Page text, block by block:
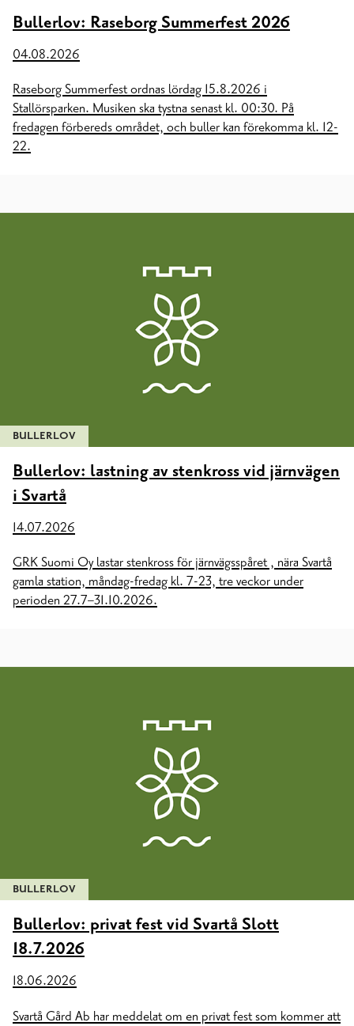
Bullerlov: Raseborg Summerfest 2026
04.08.2026
Raseborg Summerfest ordnas lördag 15.8.2026 i
Stallörsparken. Musiken ska tystna senast kl. 00:30. På
fredagen förbereds området, och buller kan förekomma kl. 12-
22.
BULLERLOV
Bullerlov: lastning av stenkross vid järnvägen
i Svartå
14.07.2026
GRK Suomi Oy lastar stenkross för järnvägsspåret , nära Svartå
gamla station, måndag-fredag kl. 7-23, tre veckor under
perioden 27.7–31.10.2026.
BULLERLOV
Bullerlov: privat fest vid Svartå Slott
18.7.2026
18.06.2026
Svartå Gård Ab har meddelat om en privat fest som kommer att